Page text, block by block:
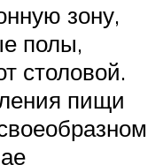
зону,
полы,
столовой.
пищи